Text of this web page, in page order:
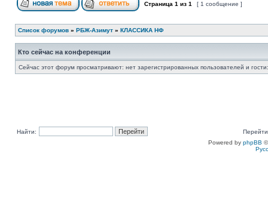
Страница 1 из 1 [ 1 сообщение ]
Список форумов » РБЖ-Азимут » КЛАССИКА НФ
Кто сейчас на конференции
Сейчас этот форум просматривают: нет зарегистрированных пользователей и
Найти:
Powered by phpBB